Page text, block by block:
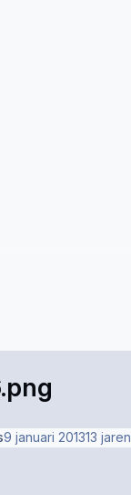
9 januari 201313 jaren